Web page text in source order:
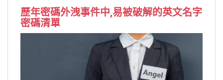
歷年密碼外洩事件中,易被破解的英文名字
密碼清單